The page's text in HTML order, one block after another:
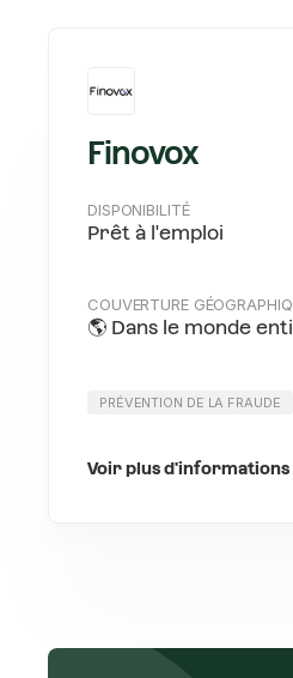
Finovox
DISPONIBILITÉ
Prêt à l'emploi
COUVERTURE
🌎 Dans le monde
PRÉVENTION DE LA FRAUDE
Voir plus d'informations